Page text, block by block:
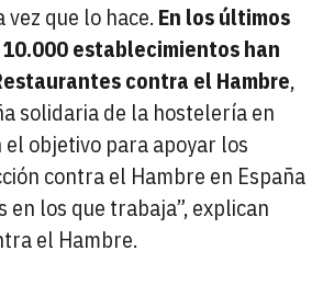
vez que lo hace. En los últimos
10.000 establecimientos han
contra el Hambre,
solidaria de la hostelería en
el objetivo para apoyar los
contra el Hambre en España
en los que trabaja”, explican
el Hambre.